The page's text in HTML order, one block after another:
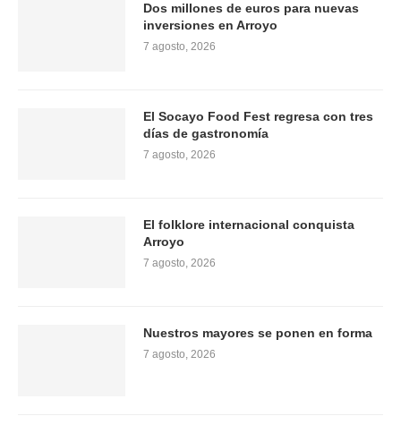
Dos millones de euros para nuevas
inversiones en Arroyo
7 agosto, 2026
El Socayo Food Fest regresa con tres
días de gastronomía
7 agosto, 2026
El folklore internacional conquista
Arroyo
7 agosto, 2026
Nuestros mayores se ponen en forma
7 agosto, 2026